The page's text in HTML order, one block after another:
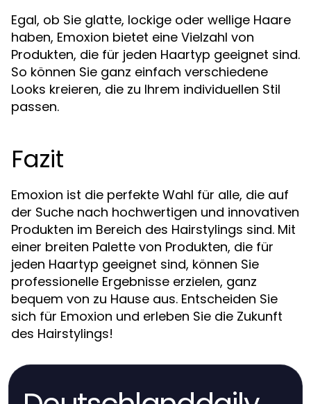
Egal, ob Sie glatte, lockige oder wellige Haare
haben, Emoxion bietet eine Vielzahl von
Produkten, die für jeden Haartyp geeignet sind.
So können Sie ganz einfach verschiedene
Looks kreieren, die zu Ihrem individuellen Stil
passen.
Fazit
Emoxion ist die perfekte Wahl für alle, die auf
der Suche nach hochwertigen und innovativen
Produkten im Bereich des Hairstylings sind. Mit
einer breiten Palette von Produkten, die für
jeden Haartyp geeignet sind, können Sie
professionelle Ergebnisse erzielen, ganz
bequem von zu Hause aus. Entscheiden Sie
sich für Emoxion und erleben Sie die Zukunft
des Hairstylings!